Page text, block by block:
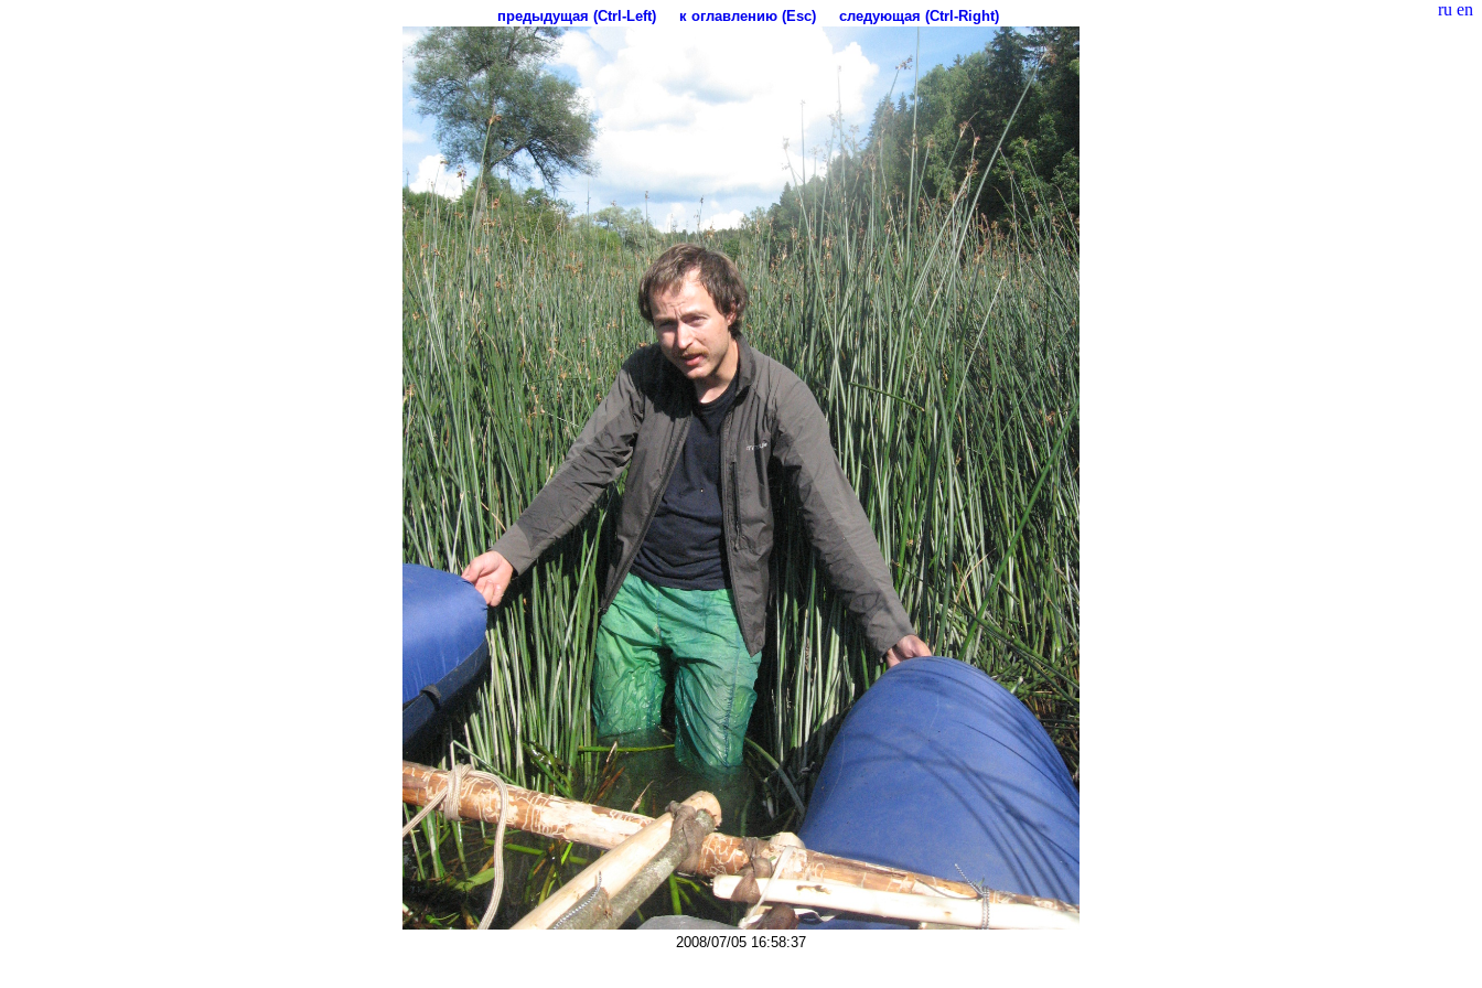
ru en
предыдущая (Ctrl-Left) к оглавлению (Esc) следующая (Ctrl-Right)
2008/07/05 16:58:37